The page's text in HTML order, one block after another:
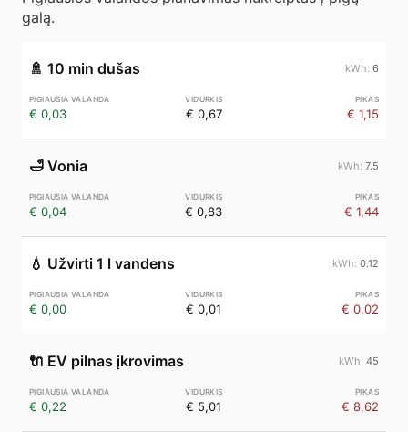
galą.
🚿 10 min dušas 6
€ 0,03 € 0,67 € 1,15
🛁 Vonia 7.5
€ 0,04 € 0,83 € 1,44
💧 Užvirti 1 l vandens 0.12
€ 0,00 € 0,01 € 0,02
🔌 EV pilnas įkrovimas 45
€ 0,22 € 5,01 € 8,62